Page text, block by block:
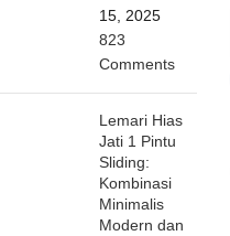
15, 2025
823
Comments
Lemari Hias
Jati 1 Pintu
Sliding:
Kombinasi
Minimalis
Modern dan